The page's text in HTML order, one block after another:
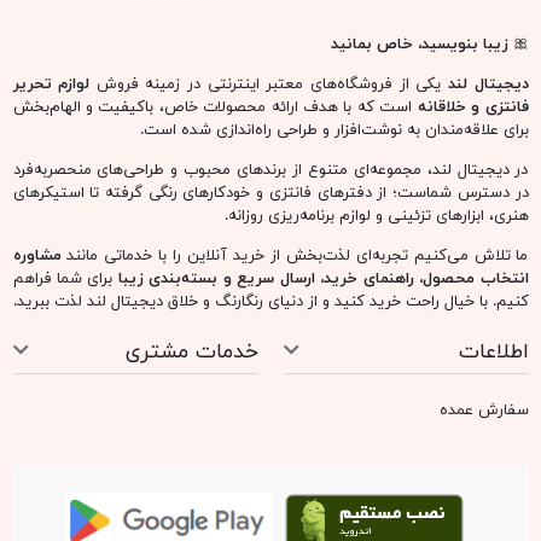
🎀زیبا بنویسید، خاص بمانید
دیجیتال لند یکی از فروشگاه‌های معتبر اینترنتی در زمینه فروش لوازم تحریر
فانتزی و خلاقانه است که با هدف ارائه محصولات خاص، باکیفیت و الهام‌بخش
برای علاقه‌مندان به نوشت‌افزار و طراحی راه‌اندازی شده است.
در دیجیتال لند، مجموعه‌ای متنوع از برندهای محبوب و طراحی‌های منحصربه‌فرد
در دسترس شماست؛ از دفترهای فانتزی و خودکارهای رنگی گرفته تا استیکرهای
هنری، ابزارهای تزئینی و لوازم برنامه‌ریزی روزانه.
ما تلاش می‌کنیم تجربه‌ای لذت‌بخش از خرید آنلاین را با خدماتی مانندمشاوره
انتخاب محصول، راهنمای خرید، ارسال سریع و بسته‌بندی زیبا برای شما فراهم
کنیم. با خیال راحت خرید کنید و از دنیای رنگارنگ و خلاق دیجیتال لند لذت ببرید.
اطلاعات خدمات مشتری
سفارش عمده